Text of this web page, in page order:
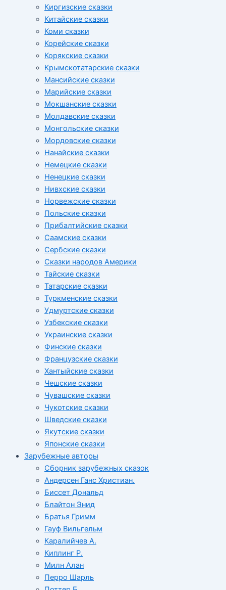
Киргизские сказки
Китайские сказки
Коми сказки
Корейские сказки
Корякские сказки
Крымскотатарские сказки
Мансийские сказки
Марийские сказки
Мокшанские сказки
Молдавские сказки
Монгольские сказки
Мордовские сказки
Нанайские сказки
Немецкие сказки
Ненецкие сказки
Нивхские сказки
Норвежские сказки
Польские сказки
Прибалтийские сказки
Cаамские сказки
Сербские сказки
Сказки народов Америки
Тайские сказки
Татарские сказки
Туркменские сказки
Удмуртские сказки
Узбекские сказки
Украинские сказки
Финские сказки
Французские сказки
Хантыйские сказки
Чешские сказки
Чувашские сказки
Чукотские сказки
Шведские сказки
Якутские сказки
Японские сказки
Зарубежные авторы
Сборник зарубежных сказок
Андерсен Ганс Христиан.
Биссет Дональд
Блайтон Энид
Братья Гримм
Гауф Вильгельм
Каралийчев А.
Киплинг Р.
Милн Алан
Перро Шарль